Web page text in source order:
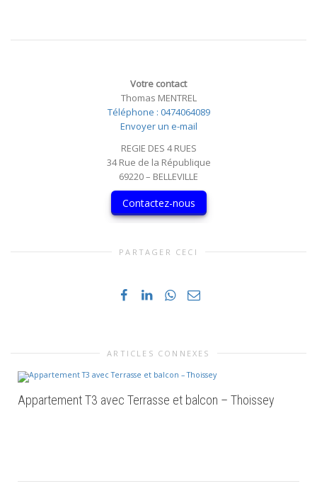
Votre contact
Thomas MENTREL
Téléphone : 0474064089
Envoyer un e-mail
REGIE DES 4 RUES
34 Rue de la République
69220 – BELLEVILLE
Contactez-nous
PARTAGER CECI
ARTICLES CONNEXES
Appartement T3 avec Terrasse et balcon – Thoissey